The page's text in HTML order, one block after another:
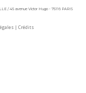
/ 45 avenue Victor Hugo - 75116 PARIS
| Crédits